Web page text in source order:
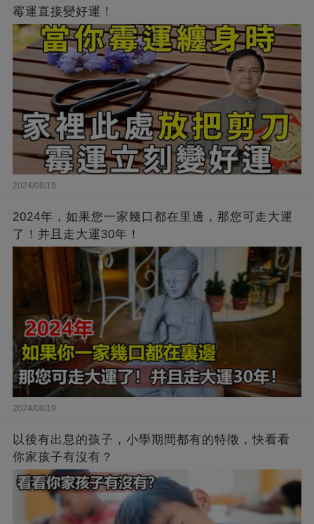
霉運直接變好運！
2024/08/19
2024年，如果您一家幾口都在里邊，那您可走大運
了！并且走大運30年！
2024/08/19
以後有出息的孩子，小學期間都有的特徵，快看看
你家孩子有沒有？